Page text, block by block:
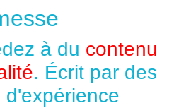
à du contenu
. Écrit par des
d'expérience